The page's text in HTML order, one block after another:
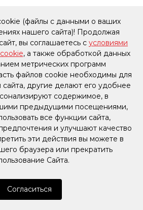
(файлы с данными о ваших
нашего сайта)! Продолжая
вы соглашаетесь с условиями
, а также обработкой данных
метрических программ
файлов cookie необходимы для
другие делают его удобнее
содержимое, в
предыдущими посещениями,
все функции сайта,
и улучшают качество
эти действия вы можете в
браузера или прекратить
Сайта.
Согласиться